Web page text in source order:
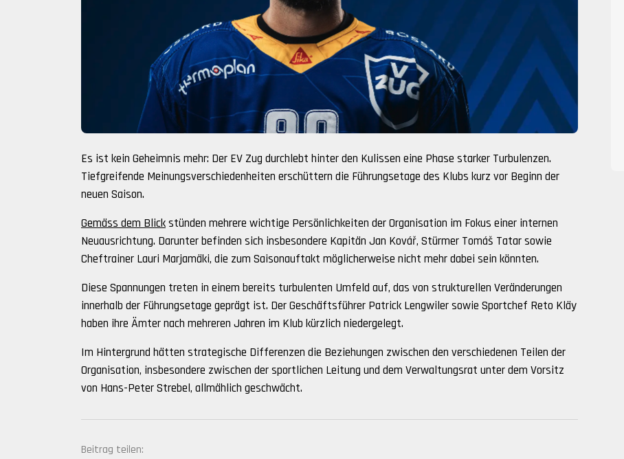
Es ist kein Geheimnis mehr: Der EV Zug durchlebt hinter den Kulissen eine Phase starker Turbulenzen.
Tiefgreifende Meinungsverschiedenheiten erschüttern die Führungsetage des Klubs kurz vor Beginn der
neuen Saison.
Gemäss dem Blickstünden mehrere wichtige Persönlichkeiten der Organisation im Fokus einer internen
Neuausrichtung. Darunter befinden sich insbesondere Kapitän Jan Kovář, Stürmer Tomáš Tatar sowie
Cheftrainer Lauri Marjamäki, die zum Saisonauftakt möglicherweise nicht mehr dabei sein könnten.
Diese Spannungen treten in einem bereits turbulenten Umfeld auf, das von strukturellen Veränderungen
innerhalb der Führungsetage geprägt ist. Der Geschäftsführer Patrick Lengwiler sowie Sportchef Reto Kläy
haben ihre Ämter nach mehreren Jahren im Klub kürzlich niedergelegt.
Im Hintergrund hätten strategische Differenzen die Beziehungen zwischen den verschiedenen Teilen der
Organisation, insbesondere zwischen der sportlichen Leitung und dem Verwaltungsrat unter dem Vorsitz
von Hans-Peter Strebel, allmählich geschwächt.
Beitrag teilen: